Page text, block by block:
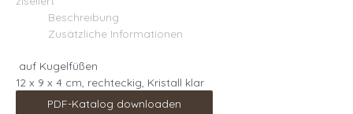
Beschreibung
Zusätzliche Informationen
auf Kugelfüßen
12 x 9 x 4 cm, rechteckig, Kristall klar
PDF-Katalog downloaden